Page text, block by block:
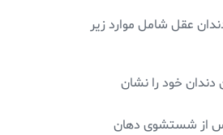
عقل شامل موارد زیر
خود را نشان
پس از شستشوی دهان